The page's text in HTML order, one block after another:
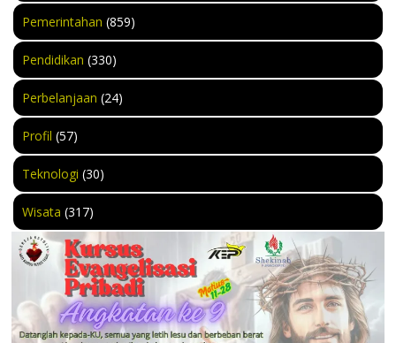
Pemerintahan (859)
Pendidikan (330)
Perbelanjaan (24)
Profil (57)
Teknologi (30)
Wisata (317)